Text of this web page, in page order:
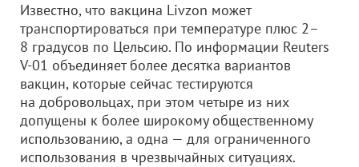
Известно, что вакцина Livzon может
транспортироваться при температуре плюс 2–
8 градусов по Цельсию. По информации Reuters
V-01 объединяет более десятка вариантов
вакцин, которые сейчас тестируются
на добровольцах, при этом четыре из них
допущены к более широкому общественному
использованию, а одна — для ограниченного
использования в чрезвычайных ситуациях.